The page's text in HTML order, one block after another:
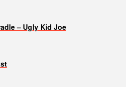
– Ugly Kid Joe